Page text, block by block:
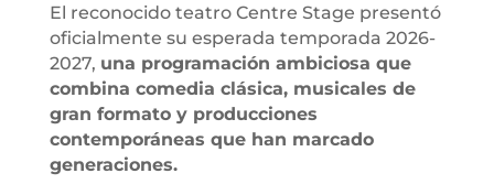
El reconocido teatro Centre Stage presentó
oficialmente su esperada temporada 2026-
2027, una programación ambiciosa que
combina comedia clásica, musicales de
gran formato y producciones
contemporáneas que han marcado
generaciones.